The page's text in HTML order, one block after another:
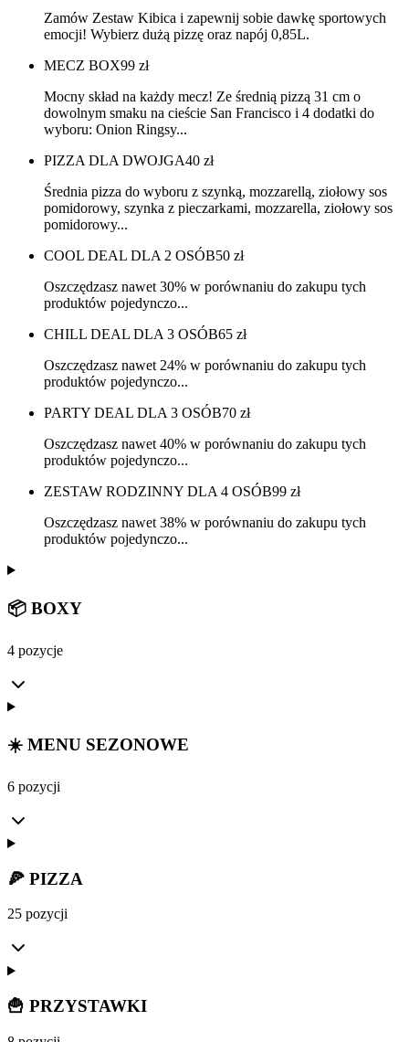
Zamów Zestaw Kibica i zapewnij sobie dawkę sportowych
emocji! Wybierz dużą pizzę oraz napój 0,85L.
MECZ BOX99 zł
Mocny skład na każdy mecz! Ze średnią pizzą 31 cm o
dowolnym smaku na cieście San Francisco i 4 dodatki do
wyboru: Onion Ringsy...
PIZZA DLA DWOJGA40 zł
Średnia pizza do wyboru z szynką, mozzarellą, ziołowy sos
pomidorowy, szynka z pieczarkami, mozzarella, ziołowy sos
pomidorowy...
COOL DEAL DLA 2 OSÓB50 zł
Oszczędzasz nawet 30% w porównaniu do zakupu tych
produktów pojedynczo...
CHILL DEAL DLA 3 OSÓB65 zł
Oszczędzasz nawet 24% w porównaniu do zakupu tych
produktów pojedynczo...
PARTY DEAL DLA 3 OSÓB70 zł
Oszczędzasz nawet 40% w porównaniu do zakupu tych
produktów pojedynczo...
ZESTAW RODZINNY DLA 4 OSÓB99 zł
Oszczędzasz nawet 38% w porównaniu do zakupu tych
produktów pojedynczo...
📦 BOXY
4 pozycje
☀️ MENU SEZONOWE
6 pozycji
🍕 PIZZA
25 pozycji
🍟 PRZYSTAWKI